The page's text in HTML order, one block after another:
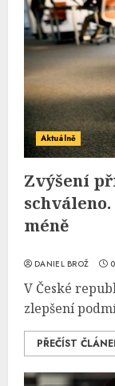
Aktuálně
Zvýšení
méně
DANIEL BROŽ
V České
zlepšení
PŘEČÍST